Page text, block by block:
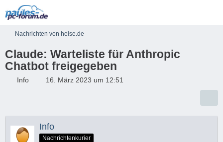
Nachrichten von heise.de
Claude: Warteliste für Anthropic
Chatbot freigegeben
Info 16. März 2023 um 12:51
Info
Nachrichtenkurier